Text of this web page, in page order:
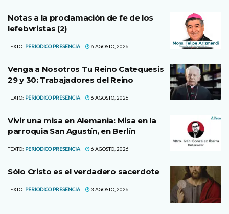
Notas a la proclamación de fe de los
lefebvristas (2)
TEXTO: PERIODICO PRESENCIA 6 AGOSTO, 2026
Venga a Nosotros Tu Reino Catequesis
29 y 30: Trabajadores del Reino
TEXTO: PERIODICO PRESENCIA 6 AGOSTO, 2026
Vivir una misa en Alemania: Misa en la
parroquia San Agustín, en Berlín
TEXTO: PERIODICO PRESENCIA 6 AGOSTO, 2026
Sólo Cristo es el verdadero sacerdote
TEXTO: PERIODICO PRESENCIA 3 AGOSTO, 2026